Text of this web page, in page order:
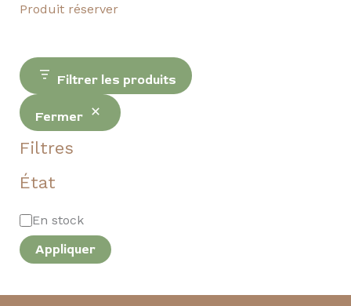
Produit réserver
Filtrer les produits
Fermer
Filtres
État
En stock
Appliquer